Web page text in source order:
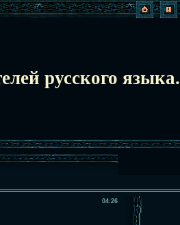
русского языка.
04:26